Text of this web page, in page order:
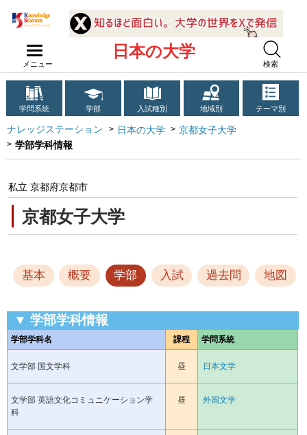
メニュー
日本の大学
検索
学問系統 学部 入試種別 地域別 テーマ別
ナレッジステーション 日本の大学
京都女子大学
学部学科情報
京都女子大学
私立 京都府京都市
基本 概要 学部 入試 過去問 地図
▼ 学部学科情報
学部学科名 課程 学問系統
文学部 国文学科 昼 日本文学
文学部 英語文化コミュニケーション学
科
昼 外国文学